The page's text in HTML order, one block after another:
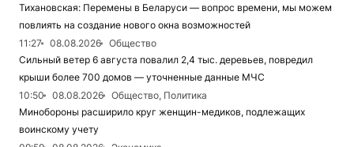
Тихановская: Перемены в Беларуси — вопрос времени, мы можем
повлиять на создание нового окна возможностей
11:27
08.08.2026
Общество
Сильный ветер 6 августа повалил 2,4 тыс. деревьев, повредил
крыши более 700 домов — уточненные данные МЧС
10:50
08.08.2026
Общество, Политика
Минобороны расширило круг женщин-медиков, подлежащих
воинскому учету